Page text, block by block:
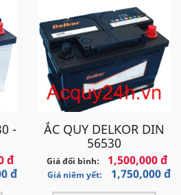
-
đ
đ
ẮC QUY DELKOR DIN
56530
Giá đổi bình: 1,500,000 đ
Giá niêm yết: 1,750,000 đ